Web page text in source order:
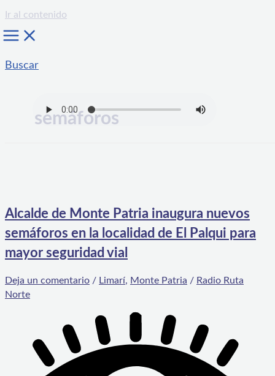
Ir al contenido
Buscar
semáforos
Alcalde de Monte Patria inaugura nuevos
semáforos en la localidad de El Palqui para
mayor seguridad vial
Deja un comentario / Limarí, Monte Patria / Radio Ruta
Norte